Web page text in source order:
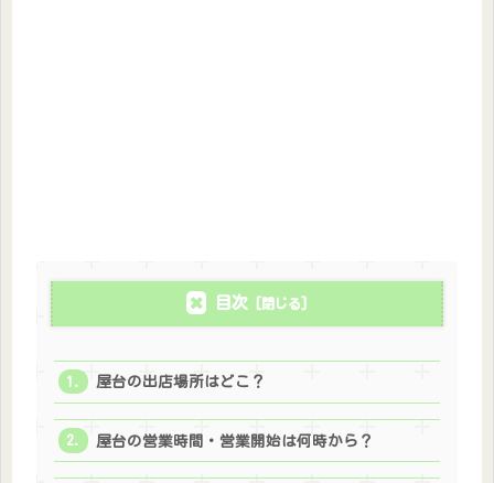
目次
屋台の出店場所はどこ？
屋台の営業時間・営業開始は何時から？